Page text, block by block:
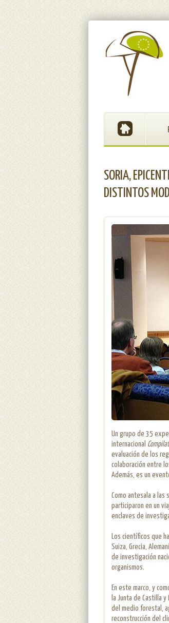
SORIA,
DISTINTOS
Un grupo de 35
internacional
evaluación de los
colaboración entre
Además, es un
Como antesala a
participaron en un
enclaves de
Los científicos que
Suiza, Grecia,
de investigación
organismos.
En este marco, y
la Junta de Castilla
del medio forestal,
reconstrucción del